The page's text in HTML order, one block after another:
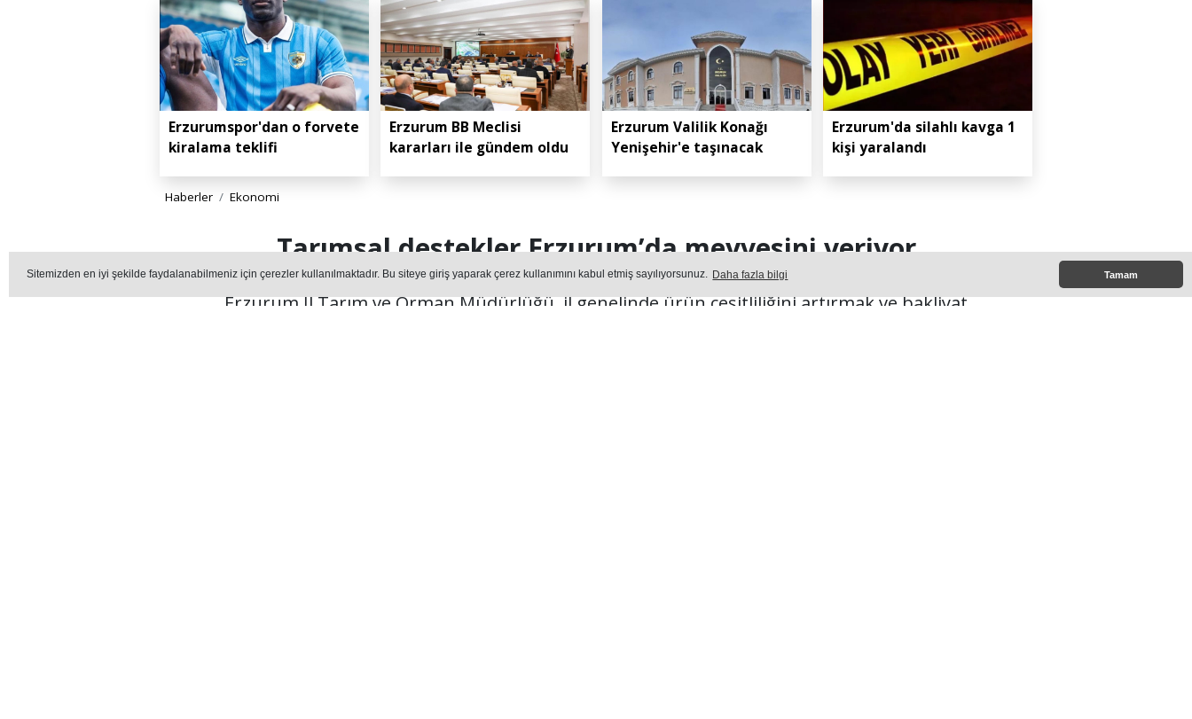
Sitemizden en iyi şekilde faydalanabilmeniz için çerezler kullanılmaktadır. Bu siteye giriş yaparak çerez kullanımını kabul etmiş sayılıyorsunuz. Daha fazla bilgi Tamam
Erzurumspor'dan o forvete
kiralama teklifi
Erzurum BB Meclisi
kararları ile gündem oldu
Erzurum Valilik Konağı
Yenişehir'e taşınacak
Erzurum'da silahlı kavga 1
kişi yaralandı
Haberler Ekonomi
Tarımsal destekler Erzurum’da meyvesini veriyor
Erzurum İl Tarım ve Orman Müdürlüğü, il genelinde ürün çeşitliliğini artırmak ve bakliyat